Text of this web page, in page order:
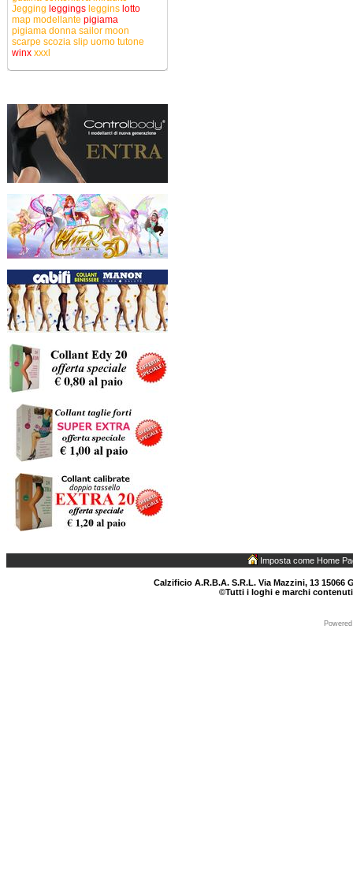
Jegging leggings leggins lotto
map modellante pigiama
pigiama donna sailor moon
scarpe scozia slip uomo tutone
winx xxxl
Imposta come Home
Calzificio A.R.B.A. S.R.L. Via Mazzini, 13 15066
©Tutti i loghi e marchi